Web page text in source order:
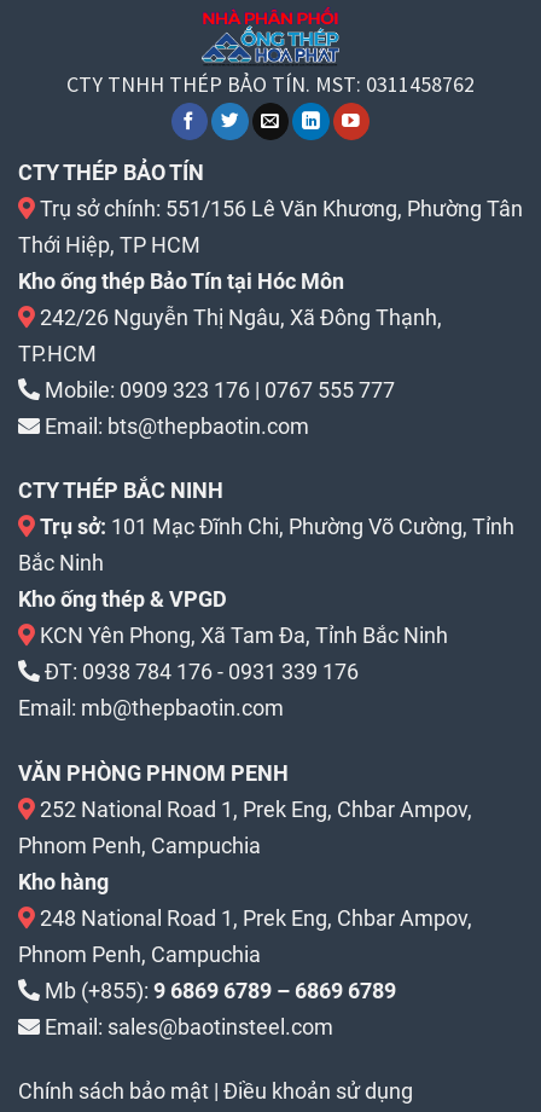
CTY TNHH THÉP BẢO TÍN. MST: 0311458762
CTY THÉP BẢO TÍN
Trụ sở chính: 551/156 Lê Văn Khương, Phường Tân
Thới Hiệp, TP HCM
Kho ống thép Bảo Tín tại Hóc Môn
242/26 Nguyễn Thị Ngâu, Xã Đông Thạnh,
TP.HCM
Mobile: 0909 323 176 | 0767 555 777
Email: bts@thepbaotin.com
CTY THÉP BẮC NINH
Trụ sở: 101 Mạc Đĩnh Chi, Phường Võ Cường, Tỉnh
Bắc Ninh
Kho ống thép & VPGD
KCN Yên Phong, Xã Tam Đa, Tỉnh Bắc Ninh
ĐT: 0938 784 176- 0931 339 176
Email: mb@thepbaotin.com
VĂN PHÒNG PHNOM PENH
252 National Road 1, Prek Eng, Chbar Ampov,
Phnom Penh, Campuchia
Kho hàng
248 National Road 1, Prek Eng, Chbar Ampov,
Phnom Penh, Campuchia
Mb (+855): 9 6869 6789 – 6869 6789
Email: sales@baotinsteel.com
Chính sách bảo mật | Điều khoản sử dụng